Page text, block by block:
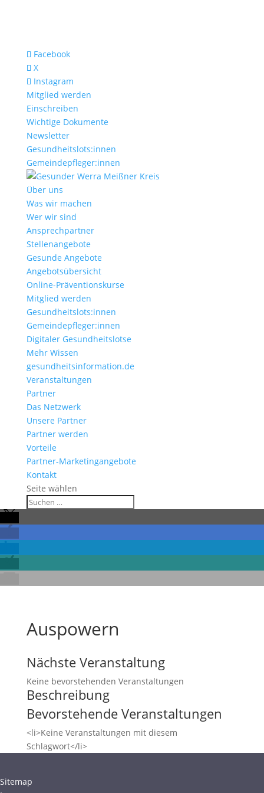
Facebook
X
Instagram
Mitglied werden
Einschreiben
Wichtige Dokumente
Newsletter
Gesundheitslots:innen
Gemeindepfleger:innen
Über uns
Was wir machen
Wer wir sind
Ansprechpartner
Stellenangebote
Gesunde Angebote
Angebotsübersicht
Online-Präventionskurse
Mitglied werden
Gesundheitslots:innen
Gemeindepfleger:innen
Digitaler Gesundheitslotse
Mehr Wissen
gesundheitsinformation.de
Veranstaltungen
Partner
Das Netzwerk
Unsere Partner
Partner werden
Vorteile
Partner-Marketingangebote
Kontakt
Seite wählen
Auspowern
Nächste Veranstaltung
Keine bevorstehenden Veranstaltungen
Beschreibung
Bevorstehende Veranstaltungen
<li>Keine Veranstaltungen mit diesem
Schlagwort</li>
Sitemap